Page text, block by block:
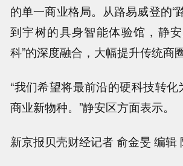
的单一商业格局。从路易威登的“
到宇树的具身智能体验馆，静
科”的深度融合，大幅提升传统商圈
“我们希望将最前沿的硬科技转
商业新物种。”静安区方面表示。
新京报贝壳财经记者 俞金旻 编辑